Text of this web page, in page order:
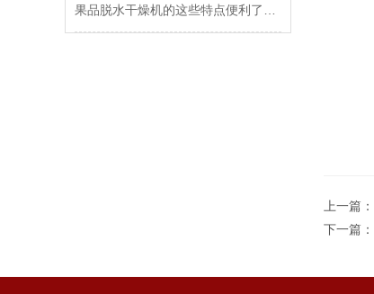
上一篇：
下一篇：